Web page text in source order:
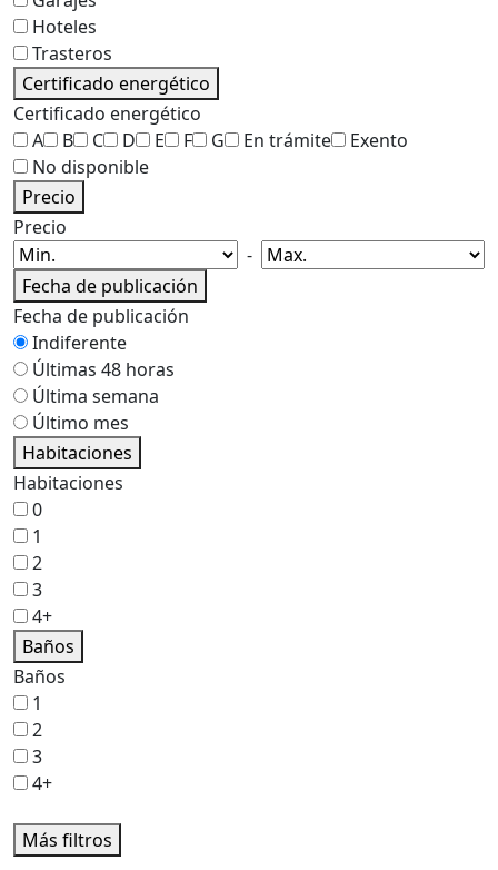
Hoteles
Trasteros
Certificado energético
Certificado energético
A
B C D E F G En trámite
Exento
No disponible
Precio
Precio
-
Fecha de publicación
Fecha de publicación
Indiferente
Últimas 48 horas
Última semana
Último mes
Habitaciones
Habitaciones
0
1
2
3
4+
Baños
Baños
1
2
3
4+
Más filtros